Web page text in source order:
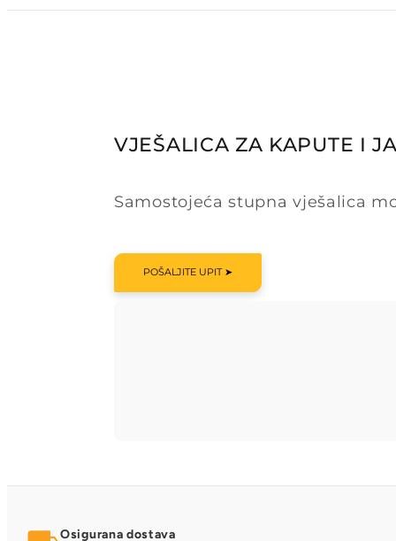
VJEŠALICA ZA KAPUTE I
Samostojeća stupna vješalica
POŠALJITE UPIT ➤
Osigurana dostava